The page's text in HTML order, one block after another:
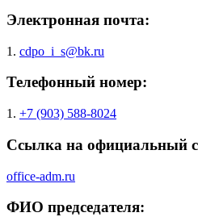
Электронная почта:
1. cdpo_i_s@bk.ru
Телефонный номер:
1. +7 (903) 588-8024
Ссылка на официальный
office-adm.ru
ФИО председателя: